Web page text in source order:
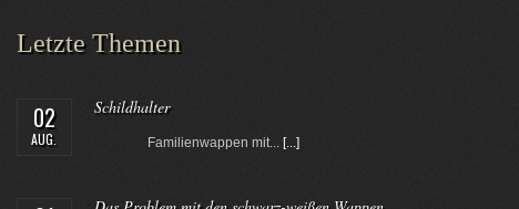
Letzte Themen
02
AUG.
Schildhalter
Familienwappen mit... [...]